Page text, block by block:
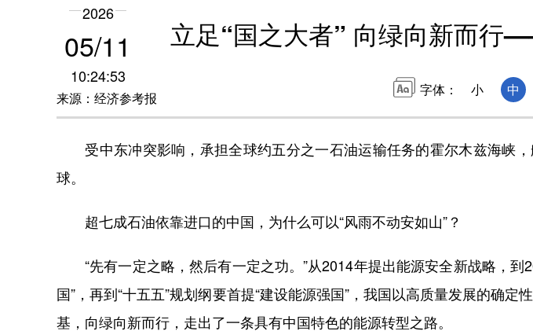
2026
05/11
10:24:53
来源：经济参考报
立足“国之大者” 向绿向新而行
字体： 小 中
受中东冲突影响，承担全球约五分之一石油运输任务的霍尔木兹海峡，
球。
超七成石油依靠进口的中国，为什么可以“风雨不动安如山”？
“先有一定之略，然后有一定之功。”从2014年提出能源安全新战略，到
国”，再到“十五五”规划纲要首提“建设能源强国”，我国以高质量发展的确定
基，向绿向新而行，走出了一条具有中国特色的能源转型之路。